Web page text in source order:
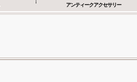
アンティークアクセサリー